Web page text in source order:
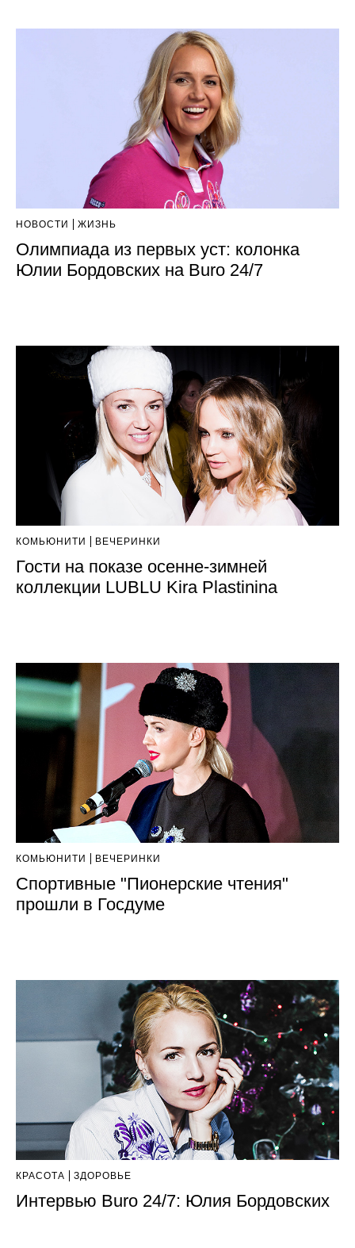
НОВОСТИ ЖИЗНЬ
Олимпиада из первых уст: колонка
Юлии Бордовских на Buro 24/7
КОМЬЮНИТИ ВЕЧЕРИНКИ
Гости на показе осенне-зимней
коллекции LUBLU Kira Plastinina
КОМЬЮНИТИ ВЕЧЕРИНКИ
Спортивные "Пионерские чтения"
прошли в Госдуме
КРАСОТА ЗДОРОВЬЕ
Интервью Buro 24/7: Юлия Бордовских